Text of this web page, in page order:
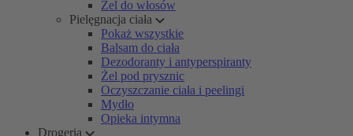
Żel do włosów
Pielęgnacja ciała
Pokaż wszystkie
Balsam do ciała
Dezodoranty i antyperspiranty
Żel pod prysznic
Oczyszczanie ciała i peelingi
Mydło
Opieka intymna
Drogeria